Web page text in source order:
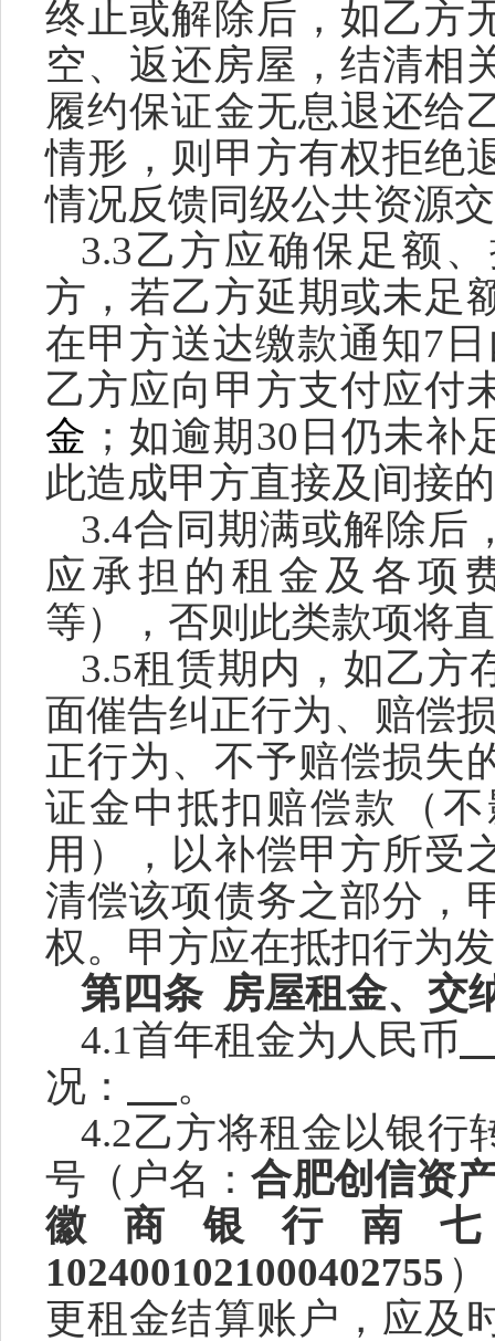
终止或解除后，如乙方
空、返还房屋，结清相
履约保证金无息退还给
情形，则甲方有权拒绝
情况反馈同级公共资源
3.3乙方应确保足额
方，若乙方延期或未足
在甲方送达缴款通知7
乙方应向甲方支付应付
金 ；如逾期30日仍未补
此造成甲方直接及间接
3.4合同期满或解除后
应承担的租金及各项
等），否则此类款项将
3.5租赁期内，如乙方
面催告纠正行为、赔偿
正行为、不予赔偿损失
证金中抵扣赔偿款（
用），以补偿甲方所受
清偿该项债务之部分，
权。甲方应在抵扣行为
第四条 房屋租金、交
4.1首年租金为人民币
况：
。
4.2乙方将租金以银行
号 （ 户名：合肥创信资
徽商银行南
1024001021000402755 ）
更租金结算账户，应及